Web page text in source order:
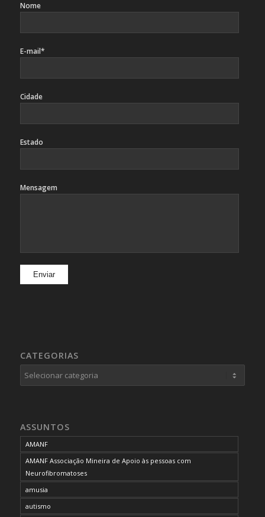
Nome
E-mail*
Cidade
Estado
Mensagem
CATEGORIAS
Categorias
ASSUNTOS
AMANF
AMANF Associação Mineira de Apoio às pessoas com
Neurofibromatoses
amusia
autismo